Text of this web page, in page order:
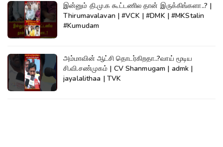
இன்னும் தி.மு.க கூட்டணில தான் இருக்கிங்களா..? |
Thirumavalavan | #VCK | #DMK | #MKStalin
#Kumudam
அம்மாவின் ஆட்சி தொடர்கிறதா..?வாய் மூடிய
சி.வி.சண்முகம் | CV Shanmugam | admk |
jayalalithaa | TVK